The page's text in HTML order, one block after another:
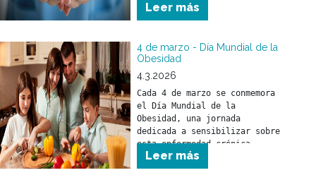
Leer más
4 de marzo - Día Mundial de la
Obesidad
4.3.2026
Cada 4 de marzo se conmemora
el Día Mundial de la
Obesidad, una jornada
dedicada a sensibilizar sobre
esta enfermedad crónica,
compleja y creciente que
afecta a cientos de millones
Leer más